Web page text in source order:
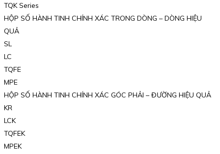
TQK Series
HỘP SỐ HÀNH TINH CHÍNH XÁC TRONG DÒNG – DÒNG HIỆU
QUẢ
SL
LC
TQFE
MPE
HỘP SỐ HÀNH TINH CHÍNH XÁC GÓC PHẢI – ĐƯỜNG HIỆU QUẢ
KR
LCK
TQFEK
MPEK